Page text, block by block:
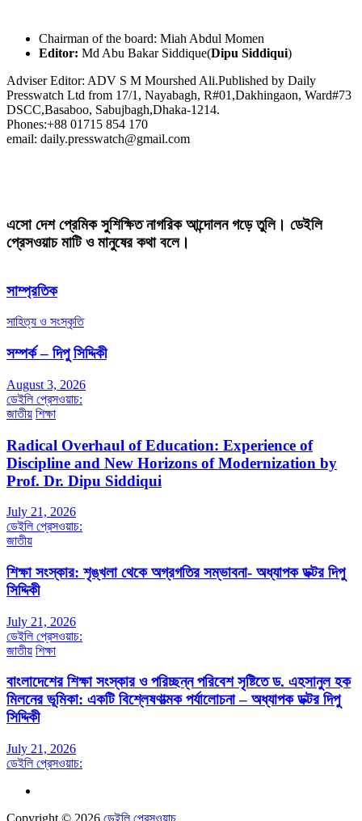
Chairman of the board: Miah Abdul Momen
Editor: Md Abu Bakar Siddique(Dipu Siddiqui)
Adviser Editor: ADV S M Mourshed Ali.Published by Daily
Presswatch Ltd from 17/1, Nayabagh, R#01,Dakhingaon, Ward#73
DSCC,Basaboo, Sabujbagh,Dhaka-1214.
Phones:+88 01715 854 170
email: daily.presswatch@gmail.com
এসো দেশ প্রেমিক সুশিক্ষিত নাগরিক আন্দোলন গড়ে তুলি। ডেইলি
প্রেসওয়াচ মাটি ও মানুষের কথা বলে।
সাম্প্রতিক
সাহিত্য ও সংস্কৃতি
সম্পর্ক – দিপু সিদ্দিকী
August 3, 2026
ডেইলি প্রেসওয়াচ:
জাতীয় শিক্ষা
Radical Overhaul of Education: Experience of
Discipline and New Horizons of Modernization by
Prof. Dr. Dipu Siddiqui
July 21, 2026
ডেইলি প্রেসওয়াচ:
জাতীয়
শিক্ষা সংস্কার: শৃঙ্খলা থেকে অগ্রগতির সম্ভাবনা- অধ্যাপক ডক্টর দিপু
সিদ্দিকী
July 21, 2026
ডেইলি প্রেসওয়াচ:
জাতীয় শিক্ষা
বাংলাদেশের শিক্ষা সংস্কার ও পরিচ্ছন্ন পরিবেশ সৃষ্টিতে ড. এহসানুল হক
মিলনের ভূমিকা: একটি বিশ্লেষণাত্মক পর্যালোচনা – অধ্যাপক ডক্টর দিপু
সিদ্দিকী
July 21, 2026
ডেইলি প্রেসওয়াচ: